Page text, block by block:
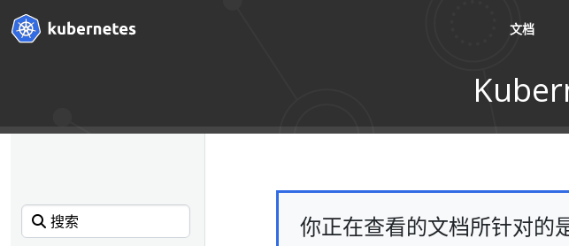
文档
你正在查看的文档所针对的